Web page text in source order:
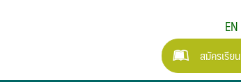
EN
สมัครเรียน